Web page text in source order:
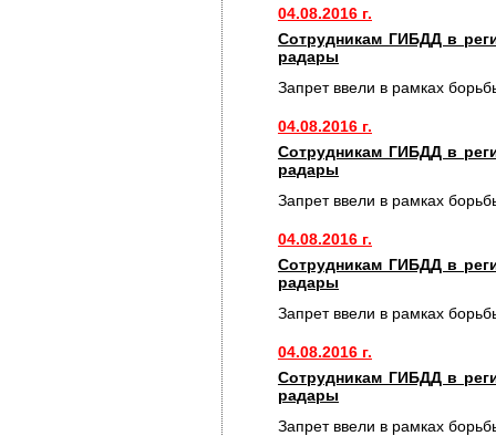
04.08.2016 г.
Сотрудникам ГИБДД в
радары
Запрет ввели в рамках
04.08.2016 г.
Сотрудникам ГИБДД в
радары
Запрет ввели в рамках
04.08.2016 г.
Сотрудникам ГИБДД в
радары
Запрет ввели в рамках
04.08.2016 г.
Сотрудникам ГИБДД в
радары
Запрет ввели в рамках